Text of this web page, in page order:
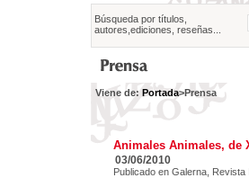
Búsqueda por títulos,
autores,ediciones, reseñas...
Viene de: Portada>Prensa
Animales Animales, de
03/06/2010
Publicado en Galerna,